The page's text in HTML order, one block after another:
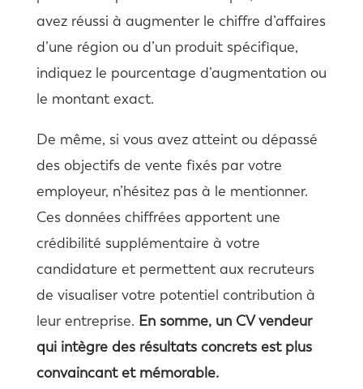
avez réussi à augmenter le chiffre d’affaires
d’une région ou d’un produit spécifique,
indiquez le pourcentage d’augmentation ou
le montant exact.
De même, si vous avez atteint ou dépassé
des objectifs de vente fixés par votre
employeur, n’hésitez pas à le mentionner.
Ces données chiffrées apportent une
crédibilité supplémentaire à votre
candidature et permettent aux recruteurs
de visualiser votre potentiel contribution à
leur entreprise. En somme, un CV vendeur
qui intègre des résultats concrets est plus
convaincant et mémorable.